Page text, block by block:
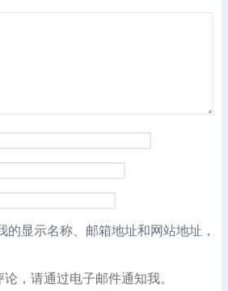
的显示名称、邮箱地址和网站地址，
，请通过电子邮件通知我。